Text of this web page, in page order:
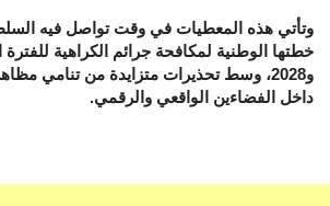
وتأتي هذه المعطيات في وقت تواصل فيه
و2028، وسط تحذيرات متزايدة من تنامي
داخل الفضاءين الواقعي والرقمي.